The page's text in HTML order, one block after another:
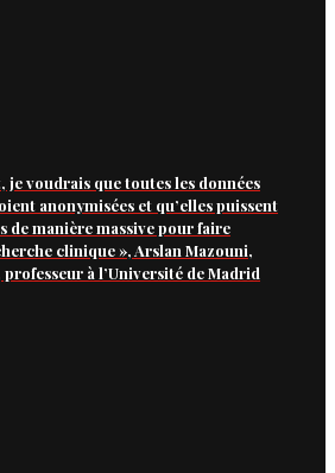
je voudrais que toutes les données
anonymisées et qu’elles puissent
de manière massive pour faire
clinique », Arslan Mazouni,
à l’Université de Madrid